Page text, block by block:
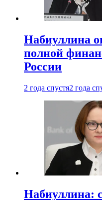
Набиуллина
полной
России
2 года спустя2 года
Набиуллина: